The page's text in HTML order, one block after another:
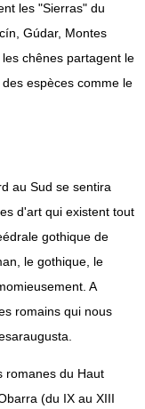
les "Sierras" du
Gúdar, Montes
chênes partagent le
espèces comme le
au Sud se sentira
d'art qui existent tout
gothique de
le gothique, le
A
romains qui nous
romanes du Haut
(du IX au XIII